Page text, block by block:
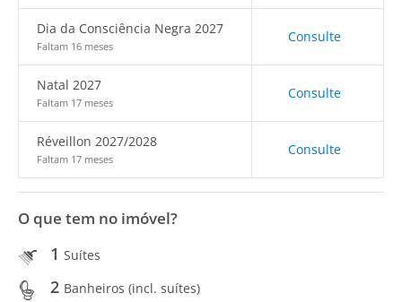
Dia da Consciência Negra 2027
Faltam 16 meses
Consulte
Natal 2027
Faltam 17 meses
Consulte
Réveillon 2027/2028
Faltam 17 meses
Consulte
O que tem no imóvel?
1 Suítes
2 Banheiros (incl. suítes)